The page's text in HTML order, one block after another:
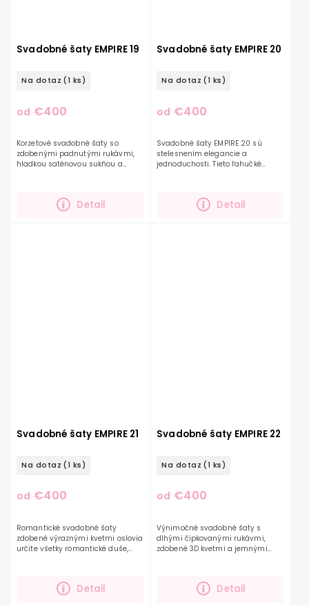
Svadobné šaty EMPIRE 19
Na dotaz (1 ks)
od €400
Detail
Korzetové svadobné šaty so
zdobenými padnutými rukávmi,
hladkou saténovou sukňou a
jemnými korálikmi. Tento...
Svadobné šaty EMPIRE 20
Na dotaz (1 ks)
od €400
Detail
Svadobné šaty EMPIRE 20 sú
stelesnením elegancie a
jednoduchosti. Tieto ľahučké
výstrihom ešte viac predĺžia...
Svadobné šaty EMPIRE 21
Na dotaz (1 ks)
od €400
Detail
Romantické svadobné šaty
zdobené výraznými kvetmi oslovia
určite všetky romantické duše,
šaty zdobia odnímateľné...
Svadobné šaty EMPIRE 22
Na dotaz (1 ks)
od €400
Detail
Výnimočné svadobné šaty s
dlhými čipkovanými rukávmi,
zdobené 3D kvetmi a jemnými
Tento výrazný model si...